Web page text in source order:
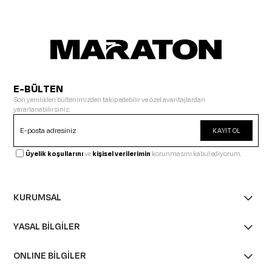
E-BÜLTEN
Son yenilikleri bültenimizden takip edebilir ve özel avantajlardan
yararlanabilirsiniz.
KAYIT OL
Üyelik koşullarınıvekişisel verilerimin korunmasını kabul ediyorum.
KURUMSAL
YASAL BİLGİLER
ONLINE BİLGİLER